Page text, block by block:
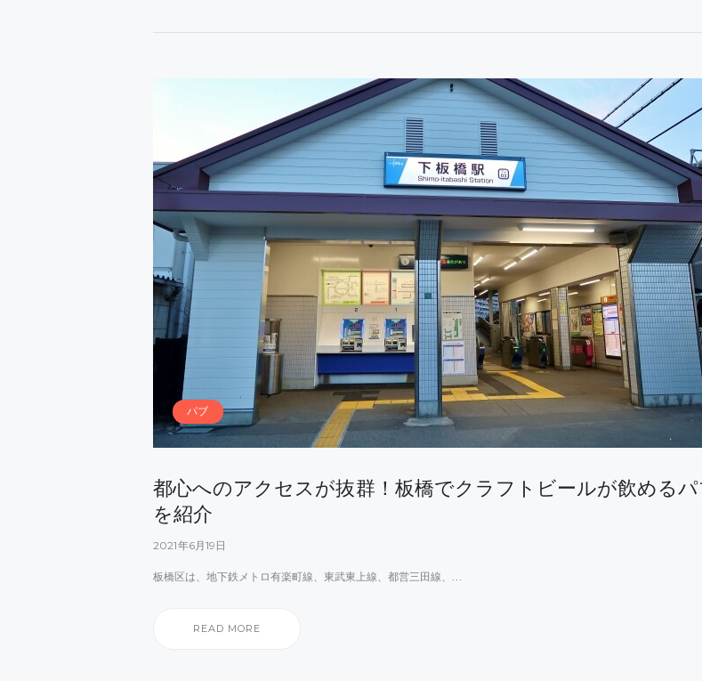
パブ
都心へのアクセスが抜群！板橋でクラフトビールが飲める
を紹介
2021年6月19日
板橋区は、地下鉄メトロ有楽町線、東武東上線、都営三田線、…
READ MORE